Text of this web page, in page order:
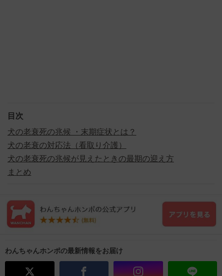
目次
犬の老衰死の兆候 ・末期症状とは？
犬の老衰の対応法（看取り介護）
犬の老衰死の兆候が見えたときの最期の迎え方
まとめ
わんちゃんホンポの最新情報をお届け